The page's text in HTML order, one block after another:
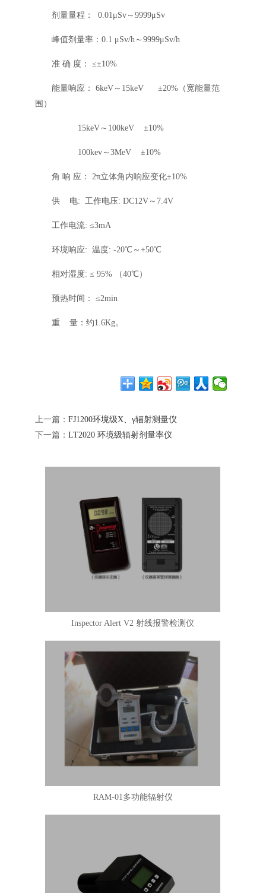
剂量量程： 0.01μSv～9999μSv
峰值剂量率：0.1 μSv/h～9999μSv/h
准 确 度： ≤±10%
能量响应： 6keV～15keV ±20%（宽能量范
围）
15keV～100keV ±10%
100kev～3MeV ±10%
角 响 应： 2π立体角内响应变化±10%
供 电: 工作电压: DC12V～7.4V
工作电流: ≤3mA
环境响应: 温度: -20℃～+50℃
相对湿度: ≤ 95% （40℃）
预热时间： ≤2min
重 量：约1.6Kg。
上一篇： FJ1200环境级X、γ辐射测量仪
下一篇： LT2020 环境级辐射剂量率仪
Inspector Alert V2 射线报警检测仪
RAM-01多功能辐射仪